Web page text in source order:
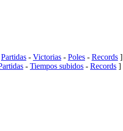
Partidas - Victorias - Poles - Records ]
- Tiempos subidos - Records ]